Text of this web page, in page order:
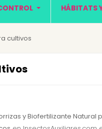
HÁBITATS
cultivos
y Biofertilizante Natural